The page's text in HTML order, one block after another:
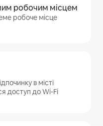
робочим місцем
робоче місце
в місті
доступ до Wi-Fi